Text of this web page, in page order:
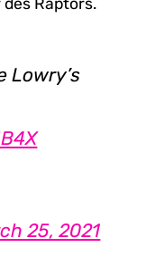
Lowry’s
25, 2021